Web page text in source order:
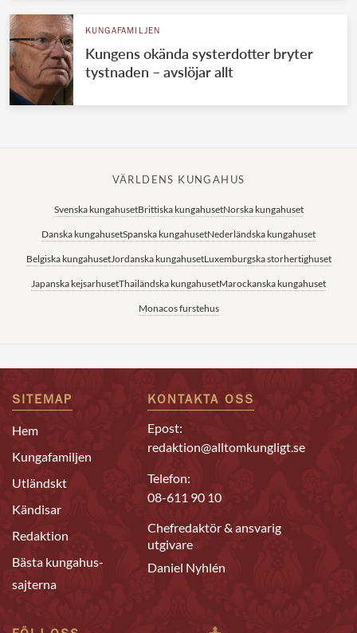
KUNGAFAMILJEN
Kungens okända systerdotter bryter
tystnaden – avslöjar allt
VÄRLDENS KUNGAHUS
Svenska kungahusetBrittiska kungahusetNorska kungahuset
Danska kungahusetSpanska kungahusetNederländska kungahuset
Belgiska kungahusetJordanska kungahusetLuxemburgska storhertighuset
Japanska kejsarhusetThailändska kungahusetMarockanska kungahuset
Monacos furstehus
SITEMAP
Hem
Kungafamiljen
Utländskt
Kändisar
Redaktion
Bästa kungahus-
sajterna
KONTAKTA OSS
Epost:
redaktion@alltomkungligt.se
Telefon:
08-611 90 10
Chefredaktör & ansvarig
utgivare
Daniel Nyhlén